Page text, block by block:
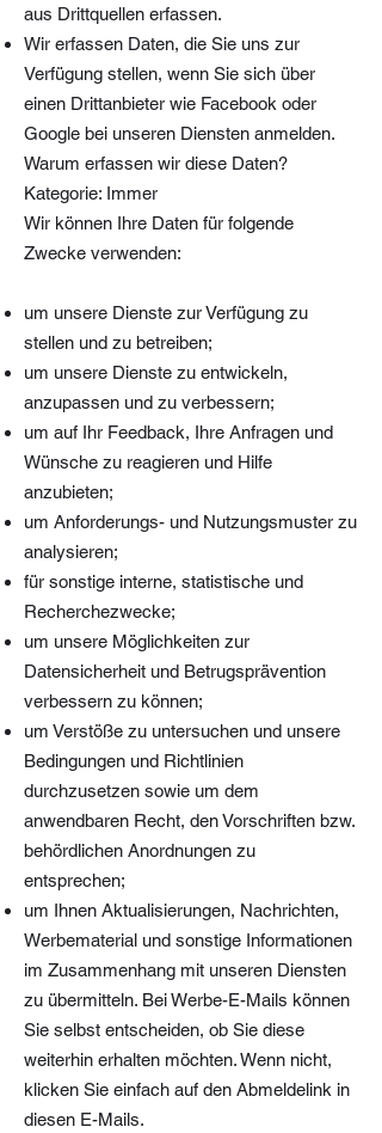
aus Drittquellen erfassen.
Wir erfassen Daten, die Sie uns zur
Verfügung stellen, wenn Sie sich über
einen Drittanbieter wie Facebook oder
Google bei unseren Diensten anmelden.
Warum erfassen wir diese Daten?
Kategorie: Immer
Wir können Ihre Daten für folgende
Zwecke verwenden:
um unsere Dienste zur Verfügung zu
stellen und zu betreiben;
um unsere Dienste zu entwickeln,
anzupassen und zu verbessern;
um auf Ihr Feedback, Ihre Anfragen und
Wünsche zu reagieren und Hilfe
anzubieten;
um Anforderungs- und Nutzungsmuster zu
analysieren;
für sonstige interne, statistische und
Recherchezwecke;
um unsere Möglichkeiten zur
Datensicherheit und Betrugsprävention
verbessern zu können;
um Verstöße zu untersuchen und unsere
Bedingungen und Richtlinien
durchzusetzen sowie um dem
anwendbaren Recht, den Vorschriften bzw.
behördlichen Anordnungen zu
entsprechen;
um Ihnen Aktualisierungen, Nachrichten,
Werbematerial und sonstige Informationen
im Zusammenhang mit unseren Diensten
zu übermitteln. Bei Werbe-E-Mails können
Sie selbst entscheiden, ob Sie diese
weiterhin erhalten möchten. Wenn nicht,
klicken Sie einfach auf den Abmeldelink in
diesen E-Mails.